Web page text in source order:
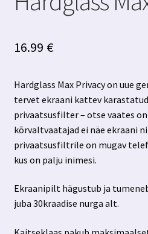
16.99 €
Hardglass Max Privacy on uue
tervet ekraani kattev
privaatsusfilter – otse vaates
kõrvaltvaatajad ei näe ekraani
privaatsusfiltrile on mugav
kus on palju inimesi.
Ekraanipilt hägustub ja
juba 30kraadise nurga alt.